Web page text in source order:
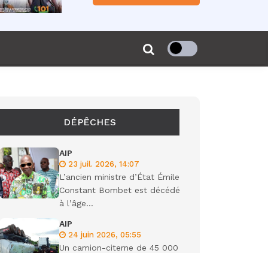
DÉPÊCHES
AIP
23 juil. 2026, 14:07
L’ancien ministre d’État Émile
Constant Bombet est décédé
à l’âge...
AIP
24 juin 2026, 05:55
Un camion-citerne de 45 000